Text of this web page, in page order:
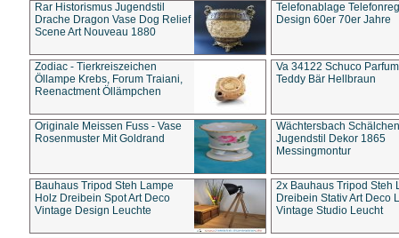
Rar Historismus Jugendstil
Drache Dragon Vase Dog Relief
Scene Art Nouveau 1880
Telefonablage
Design 60er 70er Jahre
Zodiac - Tierkreiszeichen
Öllampe Krebs, Forum Traiani,
Reenactment Öllämpchen
Va 34122 Schuco
Teddy Bär Hellbraun
Originale Meissen Fuss - Vase
Rosenmuster Mit Goldrand
Wächtersbach Schälchen
Jugendstil Dekor 1865
Messingmontur
Bauhaus Tripod Steh Lampe
Holz Dreibein Spot Art Deco
Vintage Design Leuchte
2x Bauhaus Tripod Steh
Dreibein Stativ Art Deco
Vintage Studio Leucht